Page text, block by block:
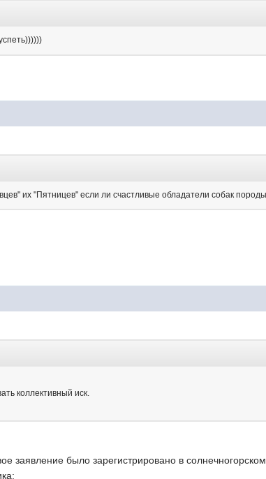
их "Пятницев" если ли счастливые обладатели собак
коллективный иск.
было зарегистрировано в